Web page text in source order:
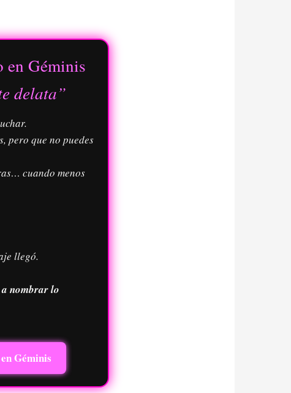
en Géminis
delata”
pero que no puedes
cuando menos
llegó.
a nombrar lo
Géminis